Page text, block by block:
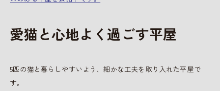
愛猫と心地よく過ごす平屋
5匹の猫と暮らしやすいよう、細かな工夫を取り入れた平屋で
す。